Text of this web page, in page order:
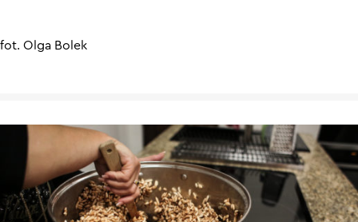
fot. Olga Bolek